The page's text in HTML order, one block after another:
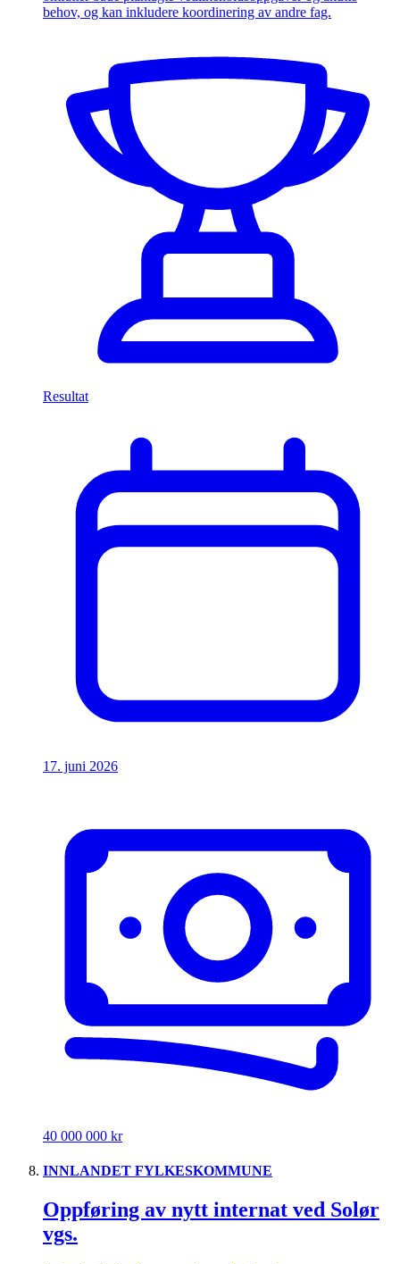
behov, og kan inkludere koordinering av andre fag.
Resultat
17. juni 2026
40 000 000 kr
INNLANDET FYLKESKOMMUNE
Oppføring av nytt internat ved Solør
vgs.